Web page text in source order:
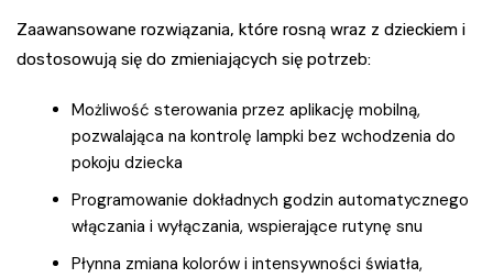
Zaawansowane rozwiązania, które rosną wraz z dzieckiem i
dostosowują się do zmieniających się potrzeb:
Możliwość sterowania przez aplikację mobilną,
pozwalająca na kontrolę lampki bez wchodzenia do
pokoju dziecka
Programowanie dokładnych godzin automatycznego
włączania i wyłączania, wspierające rutynę snu
Płynna zmiana kolorów i intensywności światła,